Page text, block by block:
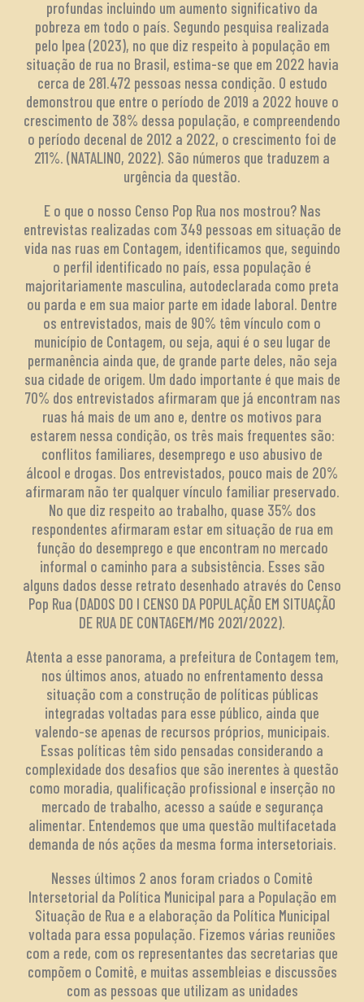
profundas incluindo um aumento significativo da
pobreza em todo o país. Segundo pesquisa realizada
pelo Ipea (2023), no que diz respeito à população em
situação de rua no Brasil, estima-se que em 2022 havia
cerca de 281.472 pessoas nessa condição. O estudo
demonstrou que entre o período de 2019 a 2022 houve o
crescimento de 38% dessa população, e compreendendo
o período decenal de 2012 a 2022, o crescimento foi de
211%. (NATALINO, 2022). São números que traduzem a
urgência da questão.
E o que o nosso Censo Pop Rua nos mostrou? Nas
entrevistas realizadas com 349 pessoas em situação de
vida nas ruas em Contagem, identificamos que, seguindo
o perfil identificado no país, essa população é
majoritariamente masculina, autodeclarada como preta
ou parda e em sua maior parte em idade laboral. Dentre
os entrevistados, mais de 90% têm vínculo com o
município de Contagem, ou seja, aqui é o seu lugar de
permanência ainda que, de grande parte deles, não seja
sua cidade de origem. Um dado importante é que mais de
70% dos entrevistados afirmaram que já encontram nas
ruas há mais de um ano e, dentre os motivos para
estarem nessa condição, os três mais frequentes são:
conflitos familiares, desemprego e uso abusivo de
álcool e drogas. Dos entrevistados, pouco mais de 20%
afirmaram não ter qualquer vínculo familiar preservado.
No que diz respeito ao trabalho, quase 35% dos
respondentes afirmaram estar em situação de rua em
função do desemprego e que encontram no mercado
informal o caminho para a subsistência. Esses são
alguns dados desse retrato desenhado através do Censo
Pop Rua (DADOS DO I CENSO DA POPULAÇÃO EM SITUAÇÃO
DE RUA DE CONTAGEM/MG 2021/2022).
Atenta a esse panorama, a prefeitura de Contagem tem,
nos últimos anos, atuado no enfrentamento dessa
situação com a construção de políticas públicas
integradas voltadas para esse público, ainda que
valendo-se apenas de recursos próprios, municipais.
Essas políticas têm sido pensadas considerando a
complexidade dos desafios que são inerentes à questão
como moradia, qualificação profissional e inserção no
mercado de trabalho, acesso a saúde e segurança
alimentar. Entendemos que uma questão multifacetada
demanda de nós ações da mesma forma intersetoriais.
Nesses últimos 2 anos foram criados o Comitê
Intersetorial da Política Municipal para a População em
Situação de Rua e a elaboração da Política Municipal
voltada para essa população. Fizemos várias reuniões
com a rede, com os representantes das secretarias que
compõem o Comitê, e muitas assembleias e discussões
com as pessoas que utilizam as unidades